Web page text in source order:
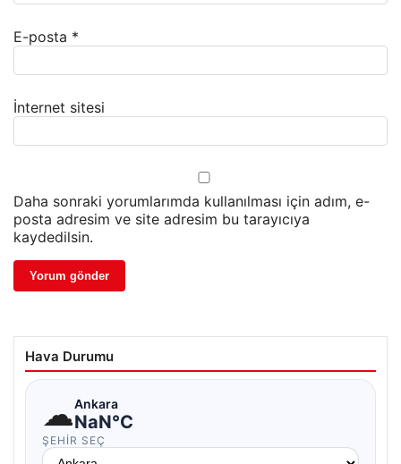
E-posta *
İnternet sitesi
Daha sonraki yorumlarımda kullanılması için adım, e-
posta adresim ve site adresim bu tarayıcıya
kaydedilsin.
Hava Durumu
☁Ankara
NaN°C
ŞEHIR SEÇ